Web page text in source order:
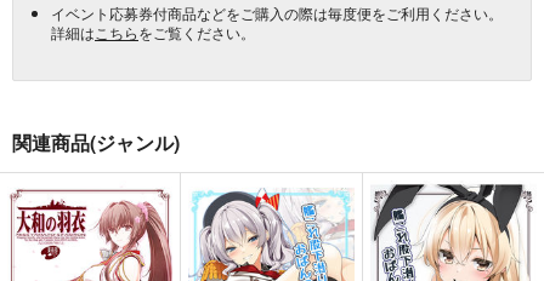
イベント応募券付商品などをご購入の際は毎度便をご利用ください。
詳細は こちらをご覧ください。
関連商品(ジャンル)